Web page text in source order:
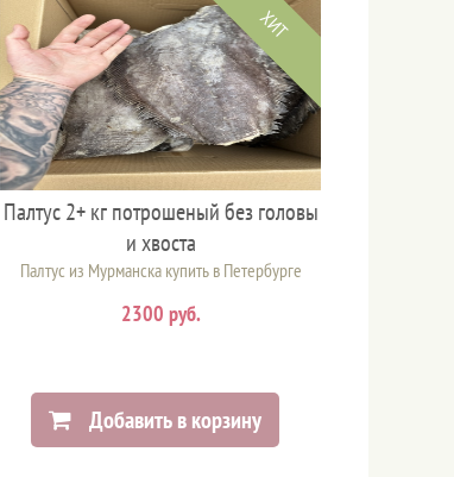
ХИТ
Палтус 2+ кг потрошеный без головы
и хвоста
Палтус из Мурманска купить в Петербурге
2300 руб.
Добавить в корзину